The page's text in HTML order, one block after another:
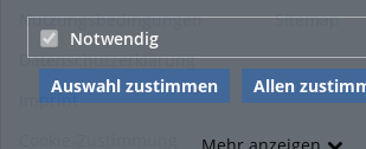
Notwendig
Auswahl zustimmen Allen
Nutzungsbedingungen
Datenschutzerklärung
Imprint
Sitemap